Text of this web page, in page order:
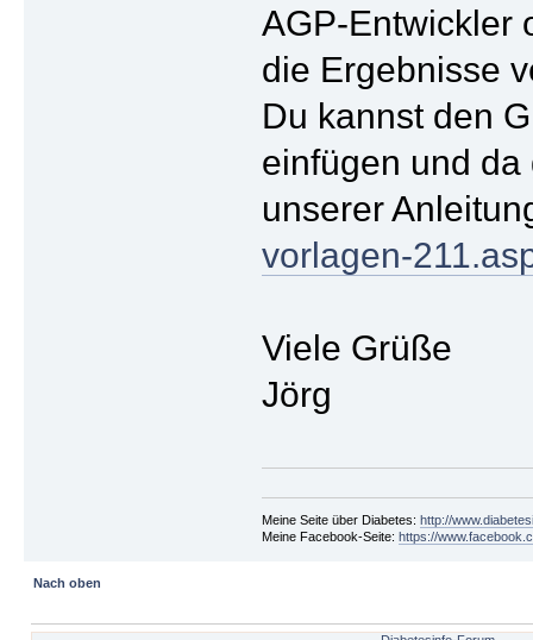
AGP-Entwickler
die Ergebnisse
Du kannst den
einfügen und
unserer
vorlagen-
Viele Grüße
Jörg
Meine Seite über Diabetes: http://
Meine Facebook-Seite: https://
Nach oben